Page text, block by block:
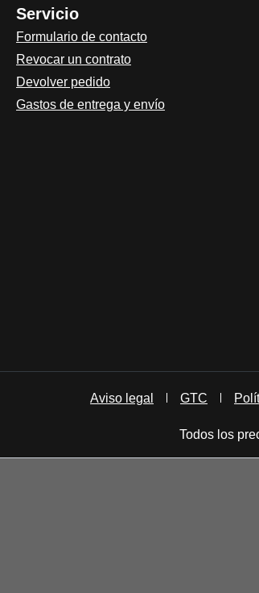
Servicio
Formulario de contacto
Revocar un contrato
Devolver pedido
Gastos de entrega y envío
Aviso legal GTC
Todos los